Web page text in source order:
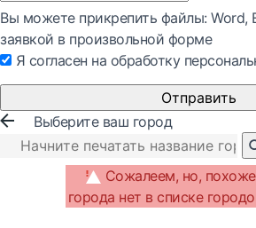
Вы можете прикрепить файлы: Word,
заявкой в произвольной форме
Я согласен на обработку
Отправить
Выберите ваш город
Сожалеем, но,
города нет в списке